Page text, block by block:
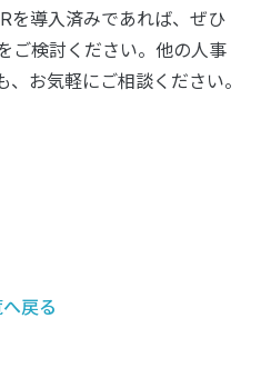
を導入済みであれば、ぜひ
ご検討ください。他の人事
お気軽にご相談ください。
戻る